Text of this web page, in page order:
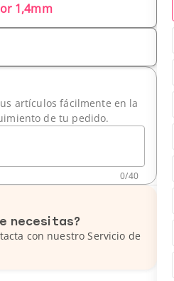
1,4mm
artículos fácilmente en la
de tu pedido.
0/40
necesitas?
con nuestro Servicio de